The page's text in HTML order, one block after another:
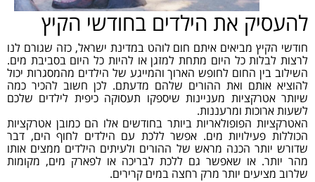
להעסיק את הילדים בחודשי הקיץ
חודשי הקיץ מביאים איתם חום לוהט במדינת ישראל, כזה שגורם לנו
לרצות לבלות כל היום מתחת למזגן או להיות כל היום בסביבת מים.
השילוב בין החום לחופש הארוך והמייגע של הילדים מהמסגרות יכול
להוציא אותם ואת ההורים שלהם מדעתם. לכן חשוב להכיר כמה
שיותר אטרקציות מעניינות שיספקו תעסוקה כיפית לילדים שלכם
לשעות ארוכות ומרעננות.
האטרקציות הפופולאריות ביותר בחודשים אלו הם כמובן אטרקציות
הכוללות פעילויות מים. אפשר ללכת עם הילדים לחוף הים, דבר
שדורש יותר הכנה מראש של ההורים ולעיתים הילדים ממצים אותו
מהר יותר. או שאפשר גם ללכת לבריכה או לפארק מים, מקומות
שלרוב מציעים יותר מרק רחצה במים קרירים.